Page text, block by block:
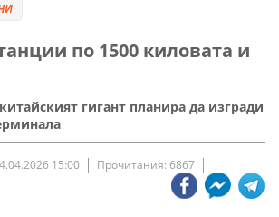
по 1500 киловата и
гигант планира да изгради
15:00 Прочитания: 6867